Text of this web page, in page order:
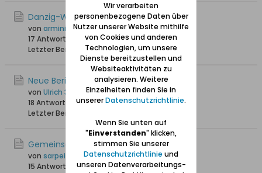
Danzig-Wonneberg
von arminius
17 Antworten
27.936 Hits0 Likes
Letzter Beitrag
19.02.2026, 23:06
Neue Berichte zu Stolzenberg (Chełm)
von Ulrich 31
18 Antworten
31.405 Hits0 Likes
Letzter Beitrag
Gemeinschaftsaktion Stolzenberg-Plan?
von sarpei
15 Antworten
26.057 Hits0 Likes
Wir verarbeiten
personenbezogene Daten über
Nutzer unserer Website mithilfe
von Cookies und anderen
Technologien, um unsere
Dienste bereitzustellen und
Websiteaktivitäten zu
analysieren. Weitere
Einzelheiten finden Sie in
unsererDatenschutzrichtlinie.
Wenn Sie unten auf
"Einverstanden" klicken,
stimmen Sie unserer
Datenschutzrichtlinie und
unseren Datenverarbeitungs-